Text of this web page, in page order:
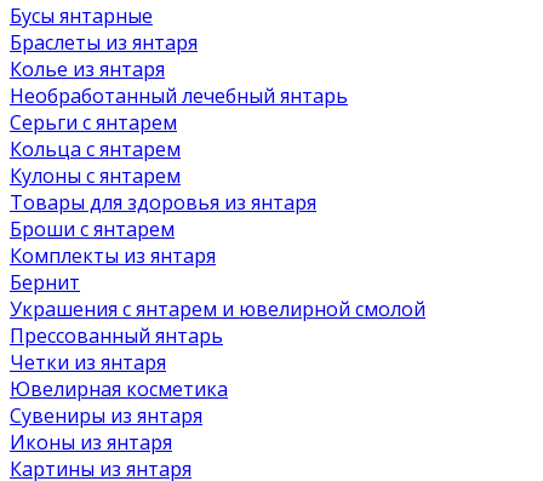
Бусы янтарные
Браслеты из янтаря
Колье из янтаря
Необработанный лечебный янтарь
Серьги с янтарем
Кольца с янтарем
Кулоны с янтарем
Товары для здоровья из янтаря
Броши с янтарем
Комплекты из янтаря
Бернит
Украшения с янтарем и ювелирной смолой
Прессованный янтарь
Четки из янтаря
Ювелирная косметика
Сувениры из янтаря
Иконы из янтаря
Картины из янтаря